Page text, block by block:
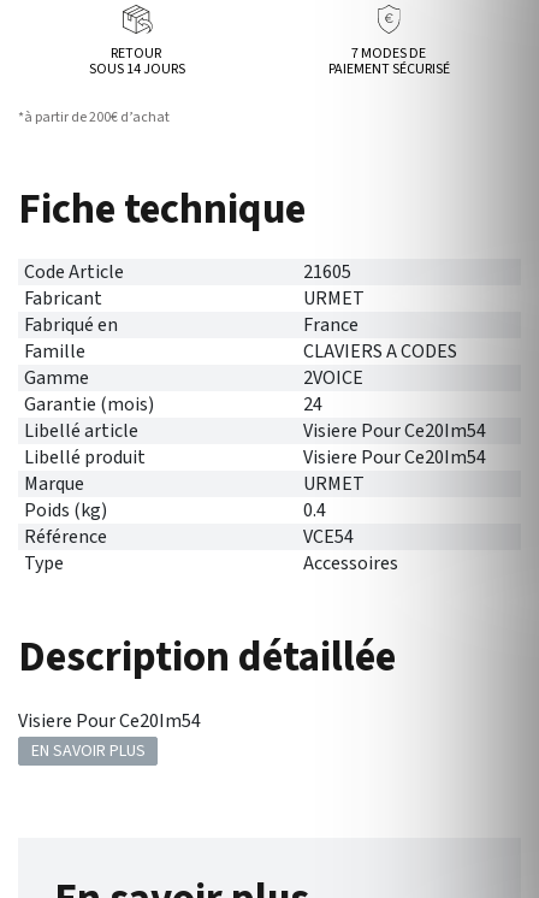
RETOUR
SOUS 14 JOURS
7 MODES DE
PAIEMENT SÉCURISÉ
*à partir de 200€ d’achat
Fiche technique
Code Article
21605
Fabricant
URMET
Fabriqué en
France
Famille
CLAVIERS A CODES
Gamme
2VOICE
Garantie (mois)
24
Libellé article
Visiere Pour Ce20Im54
Libellé produit
Visiere Pour Ce20Im54
Marque
URMET
Poids (kg)
0.4
Référence
VCE54
Type
Accessoires
Description détaillée
Visiere Pour Ce20Im54
EN SAVOIR PLUS